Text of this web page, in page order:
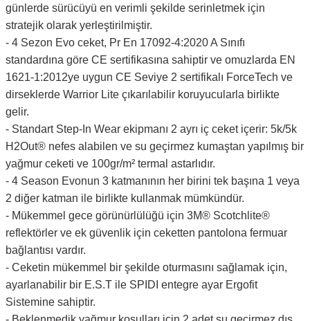
günlerde sürücüyü en verimli şekilde serinletmek için
stratejik olarak yerleştirilmiştir.
- 4 Sezon Evo ceket, Pr En 17092-4:2020 A Sınıfı
standardına göre CE sertifikasına sahiptir ve omuzlarda EN
1621-1:2012ye uygun CE Seviye 2 sertifikalı ForceTech ve
dirseklerde Warrior Lite çıkarılabilir koruyucularla birlikte
gelir.
- Standart Step-In Wear ekipmanı 2 ayrı iç ceket içerir: 5k/5k
H2Out® nefes alabilen ve su geçirmez kumaştan yapılmış bir
yağmur ceketi ve 100gr/m² termal astarlıdır.
- 4 Season Evonun 3 katmanının her birini tek başına 1 veya
2 diğer katman ile birlikte kullanmak mümkündür.
- Mükemmel gece görünürlülüğü için 3M® Scotchlite®
reflektörler ve ek güvenlik için ceketten pantolona fermuar
bağlantısı vardır.
- Ceketin mükemmel bir şekilde oturmasını sağlamak için,
ayarlanabilir bir E.S.T ile SPIDI entegre ayar Ergofit
Sistemine sahiptir.